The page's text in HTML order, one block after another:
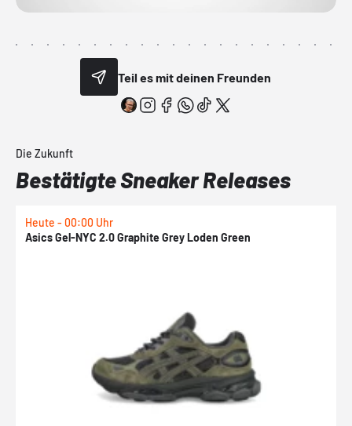
Teil es mit deinen Freunden
Die Zukunft
Bestätigte Sneaker Releases
Heute - 00:00 Uhr
Asics Gel-NYC 2.0 Graphite Grey Loden Green